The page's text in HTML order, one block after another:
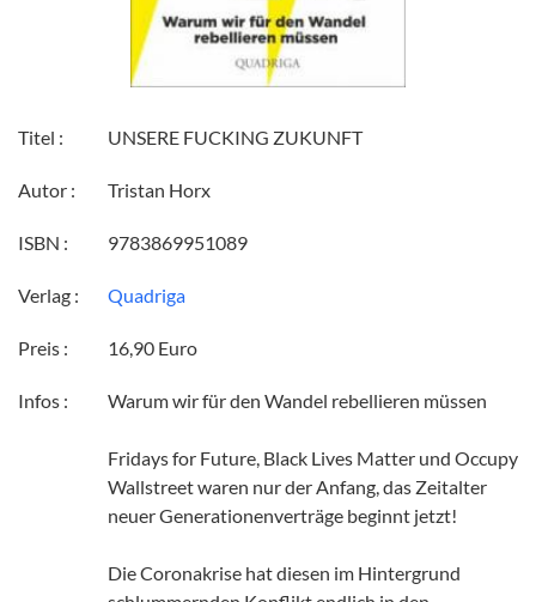
Titel : UNSERE FUCKING ZUKUNFT
Autor : Tristan Horx
ISBN : 9783869951089
Verlag : Quadriga
Preis : 16,90 Euro
Infos : Warum wir für den Wandel rebellieren müssen
Fridays for Future, Black Lives Matter und Occupy
Wallstreet waren nur der Anfang, das Zeitalter
neuer Generationenverträge beginnt jetzt!
Die Coronakrise hat diesen im Hintergrund